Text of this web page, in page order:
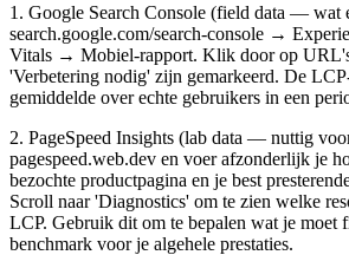
1. Google Search Console (field data — wat
search.google.com/search-console →
Vitals → Mobiel-rapport. Klik door op
'Verbetering nodig' zijn gemarkeerd. De
gemiddelde over echte gebruikers in een
2. PageSpeed Insights (lab data — nuttig
pagespeed.web.dev en voer afzonderlijk je
bezochte productpagina en je best
Scroll naar 'Diagnostics' om te zien welke
LCP. Gebruik dit om te bepalen wat je
benchmark voor je algehele prestaties.